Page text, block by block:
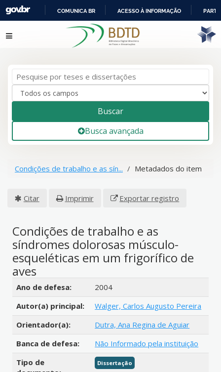
IR
PARA
COMUNICA BR ACESSO À INFORMAÇÃO
Pular para o conteúdo
Buscar
Busca avançada
Condições de trabalho e as sín... Metadados do item
Citar Imprimir Exportar registro
Condições de trabalho e as
síndromes dolorosas músculo-
esqueléticas em um frigorífico de
aves
Detalhes bibliográficos
Ano de defesa:
2004
Autor(a) principal:
Walger, Carlos Augusto Pereira
Orientador(a):
Dutra, Ana Regina de Aguiar
Banca de defesa:
Não Informado pela instituição
Tipo de
Dissertação